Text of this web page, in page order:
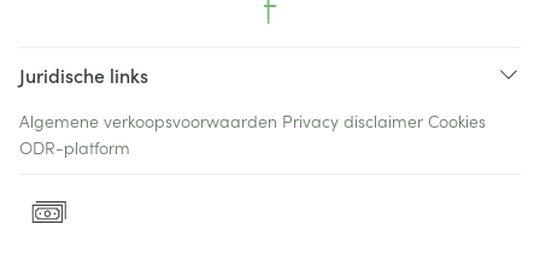
Juridische links
Algemene verkoopsvoorwaarden Privacy disclaimer Cookies
ODR-platform